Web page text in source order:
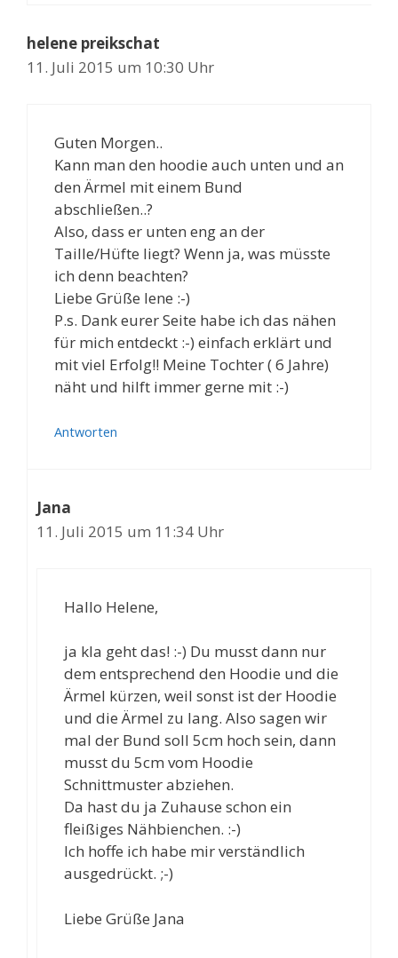
helene preikschat
11. Juli 2015 um 10:30 Uhr
Guten Morgen..
Kann man den hoodie auch unten und an
den Ärmel mit einem Bund
abschließen..?
Also, dass er unten eng an der
Taille/Hüfte liegt? Wenn ja, was müsste
ich denn beachten?
Liebe Grüße lene :-)
P.s. Dank eurer Seite habe ich das nähen
für mich entdeckt :-) einfach erklärt und
mit viel Erfolg!! Meine Tochter ( 6 Jahre)
näht und hilft immer gerne mit :-)
Antworten
Jana
11. Juli 2015 um 11:34 Uhr
Hallo Helene,
ja kla geht das! :-) Du musst dann nur
dem entsprechend den Hoodie und die
Ärmel kürzen, weil sonst ist der Hoodie
und die Ärmel zu lang. Also sagen wir
mal der Bund soll 5cm hoch sein, dann
musst du 5cm vom Hoodie
Schnittmuster abziehen.
Da hast du ja Zuhause schon ein
fleißiges Nähbienchen. :-)
Ich hoffe ich habe mir verständlich
ausgedrückt. ;-)
Liebe Grüße Jana